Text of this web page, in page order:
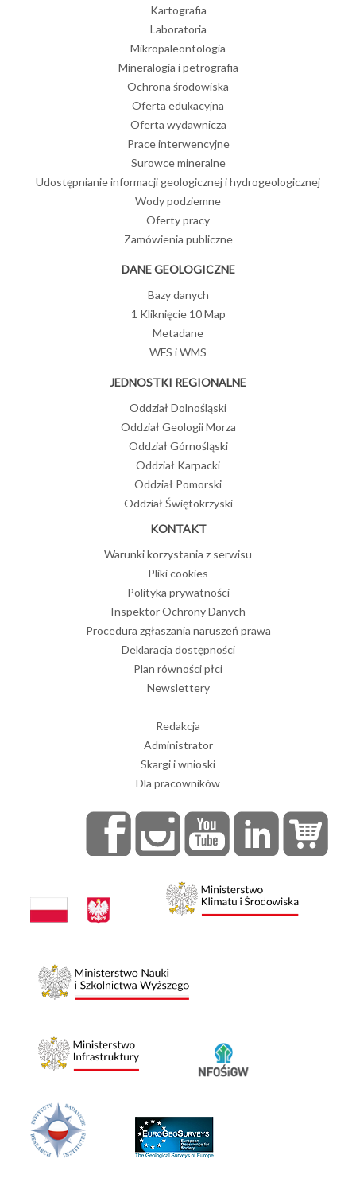
Kartografia
Laboratoria
Mikropaleontologia
Mineralogia i petrografia
Ochrona środowiska
Oferta edukacyjna
Oferta wydawnicza
Prace interwencyjne
Surowce mineralne
Udostępnianie informacji geologicznej i hydrogeologicznej
Wody podziemne
Oferty pracy
Zamówienia publiczne
DANE GEOLOGICZNE
Bazy danych
1 Kliknięcie 10 Map
Metadane
WFS i WMS
JEDNOSTKI REGIONALNE
Oddział Dolnośląski
Oddział Geologii Morza
Oddział Górnośląski
Oddział Karpacki
Oddział Pomorski
Oddział Świętokrzyski
KONTAKT
Warunki korzystania z serwisu
Pliki cookies
Polityka prywatności
Inspektor Ochrony Danych
Procedura zgłaszania naruszeń prawa
Deklaracja dostępności
Plan równości płci
Newslettery
Redakcja
Administrator
Skargi i wnioski
Dla pracowników